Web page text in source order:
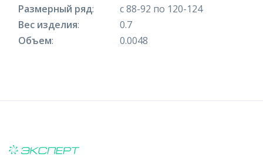
Размерный ряд:
с 88-92 по 120-124
Вес изделия:
0.7
Объем: 0.0048